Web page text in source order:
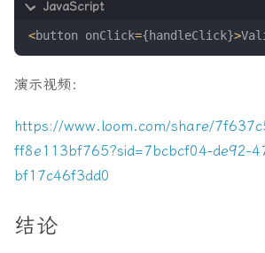
<button onClick={handleClick}>
演示视频：
https://www.loom.com/share/
ff8e113bf765?sid=7bcbcf04-de92-
bf17c46f3dd0
结论